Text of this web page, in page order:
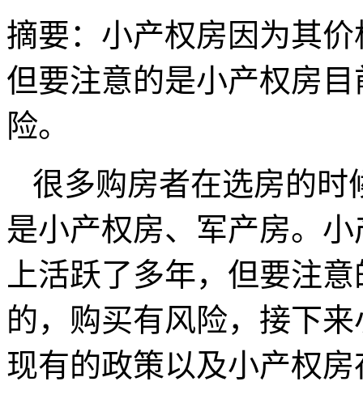
摘要： 小产权房因为其
但要注意的是小产权房
险。
很多购房者在选房的时
是小产权房、军产房。
上活跃了多年，但要注
的，购买有风险，接下
现有的政策以及小产权